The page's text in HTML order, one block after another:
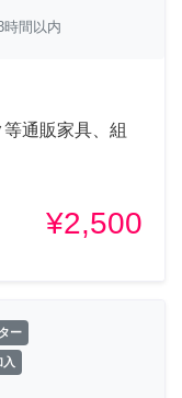
時間以内
等通販家具、組
¥2,500
ー